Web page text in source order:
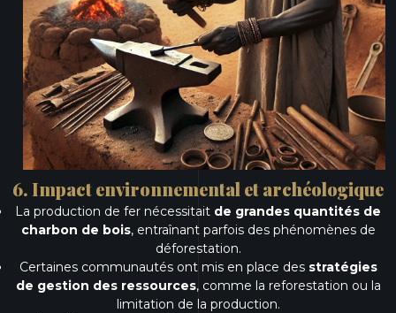
6. Impact environnemental et archéologique
La production de fer nécessitait de grandes quantités de
charbon de bois, entraînant parfois des phénomènes de
déforestation.
Certaines communautés ont mis en place des stratégies
de gestion des ressources, comme la reforestation ou la
limitation de la production.